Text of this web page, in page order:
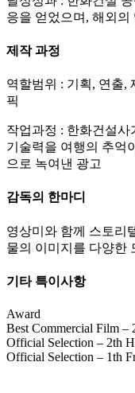
응을 얻었으며, 해외
제작 과정
역할범위 : 기획, 연출,
픽
작업과정 : 한화건설
기술력을 여행의 추억
으로 녹여낸 광고
감독의 한마디
영상미와 함께 스토리
물의 이미지를 다양한
기타 특이사항
Award
Best Commercial Film –
Official Selection – 2th
Official Selection – 1th